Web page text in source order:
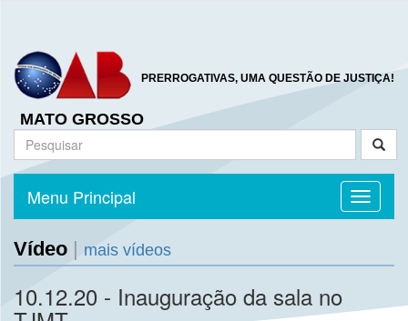
PRERROGATIVAS, UMA QUESTÃO DE JUSTIÇA!
MATO GROSSO
Toggle
Menu Principal
Vídeo mais vídeos
10.12.20 - Inauguração da sala no